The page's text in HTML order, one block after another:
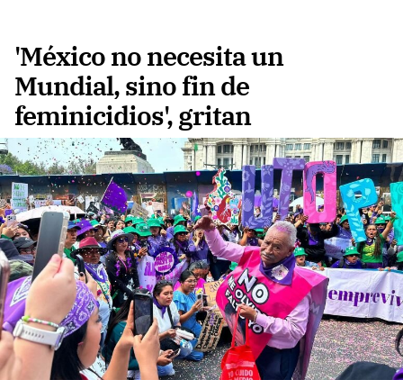
'México no necesita un
Mundial, sino fin de
feminicidios', gritan